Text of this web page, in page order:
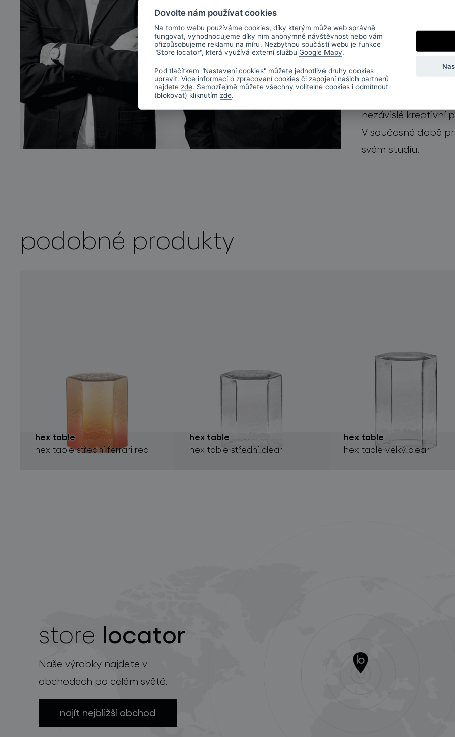
a londýnské Royal
studio deFORM
ocenění a
klientů u nás i v
hledalo studio
řešení, ať už se
nezávislé kreativní
V současné době
svém studiu.
podobné produkty
hex table
hex table střední ferrari red
hex table
hex table střední clear
hex table
hex table velký clear
store locator
Naše výrobky najdete v
obchodech po celém světě.
najít nejbližší obchod
Dovolte nám používat cookies
Na tomto webu používáme cookies, díky kterým může web správně
fungovat, vyhodnocujeme díky nim anonymně návštěvnost nebo vám
přizpůsobujeme reklamu na míru. Nezbytnou součástí webu je funkce
"Store locator", která využívá externí službu Google Mapy.
Pod tlačítkem "Nastavení cookies" můžete jednotlivé druhy cookies
upravit. Více informací o zpracování cookies či zapojení našich partnerů
najdete zde. Samozřejmě můžete všechny volitelné cookies i odmítnout
(blokovat) kliknutím zde.